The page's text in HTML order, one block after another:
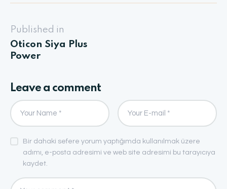
Published in
Oticon Siya Plus
Power
Leave a comment
Bir dahaki sefere yorum yaptığımda kullanılmak üzere
adımı, e-posta adresimi ve web site adresimi bu tarayıcıya
kaydet.